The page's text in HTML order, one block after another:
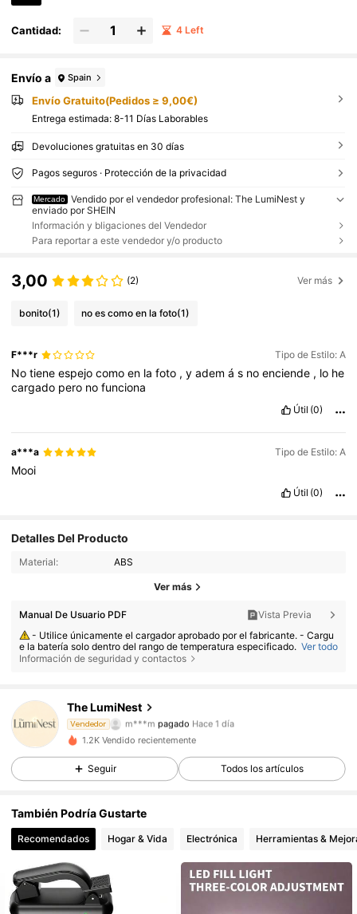
Cantidad: 4 Left
Envío a Spain
Envío Gratuito(Pedidos ≥ 9,00€)
Entrega estimada: 8-11 Días Laborables
Devoluciones gratuitas en 30 días
Pagos seguros · Protección de la privacidad
Mercado
Vendido por el vendedor profesional: The LumiNest y
enviado por SHEIN
Información y bligaciones del Vendedor
Para reportar a este vendedor y/o producto
3,00 (2) Ver más
bonito(1) no es como en la foto(1)
F***r Tipo de Estilo: A
Notieneespejocomoen lafoto ,yademás noenciende , lo he
cargado pero nofunciona
Útil (0)
a***a Tipo de Estilo: A
Mooi
Útil (0)
Detalles Del Producto
Material: ABS
Ver más
Manual De Usuario PDF
Vista Previa
- Utilice únicamente el cargador aprobado por el fabricante. - Cargu
e la batería solo dentro del rango de temperatura especificado.
- Reemplazar la batería por una de tipo incorrecto puede provocar u
e provocar una explosión o la fuga de líquido o gas inflamable.
Ver todo
Información de seguridad y contactos
The LumiNest
Vendedor
4,79 9 Seguidores
m***m
b***7seguido haceHace 1 día
4,79
9 Seguidores
9 Seguidores
1.2K Vendido recientemente
Seguir Todos los artículos
También Podría Gustarte
Recomendados Hogar & Vida Electrónica Herramientas &